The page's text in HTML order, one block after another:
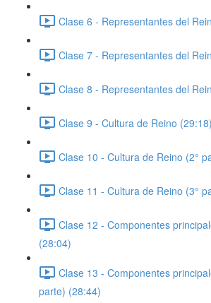
Clase 6 - Representantes del
Clase 7 - Representantes del
Clase 8 - Representantes del
Clase 9 - Cultura de Reino (29:18)
Clase 10 - Cultura de Reino (2°
Clase 11 - Cultura de Reino (3°
Clase 12 - Componentes
(28:04)
Clase 13 - Componentes
parte) (28:44)